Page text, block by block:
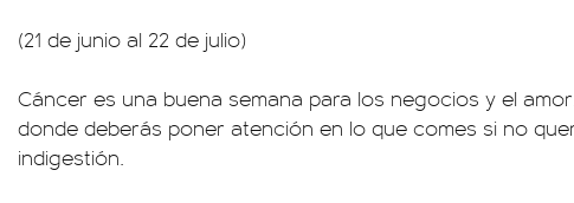
(21 de junio al 22 de julio)
Cáncer es una buena semana para los negocios y el
donde deberás poner atención en lo que comes si no
indigestión.